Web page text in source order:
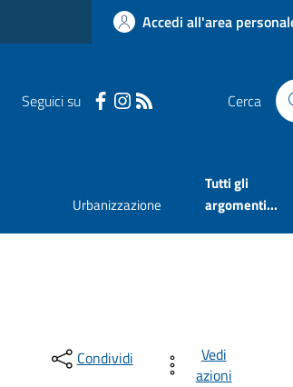
Accedi all'area
Seguici su Cerca
Urbanizzazione
Tutti gli
argomenti...
Condividi
Vedi
azioni